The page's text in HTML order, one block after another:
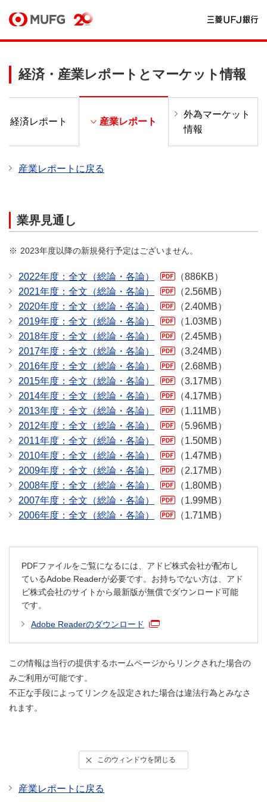
経済・産業レポートとマーケット情報
経済レポート 産業レポート
外為マーケット
情報
産業レポートに戻る
業界見通し
2023年度以降の新規発行予定はございません。
2022年度：全文（総論・各論）
（886KB）
2021年度：全文（総論・各論）
（2.56MB）
2020年度：全文（総論・各論）
（2.40MB）
2019年度：全文（総論・各論）
（1.03MB）
2018年度：全文（総論・各論）
（2.45MB）
2017年度：全文（総論・各論）
（3.24MB）
2016年度：全文（総論・各論）
（2.68MB）
2015年度：全文（総論・各論）
（3.17MB）
2014年度：全文（総論・各論）
（4.17MB）
2013年度：全文（総論・各論）
（1.11MB）
2012年度：全文（総論・各論）
（5.96MB）
2011年度：全文（総論・各論）
（1.50MB）
2010年度：全文（総論・各論）
（1.47MB）
2009年度：全文（総論・各論）
（2.17MB）
2008年度：全文（総論・各論）
（1.80MB）
2007年度：全文（総論・各論）
（1.99MB）
2006年度：全文（総論・各論）
（1.71MB）
PDFファイルをご覧になるには、アドビ株式会社が配布し
ているAdobe Readerが必要です。お持ちでない方は、アド
ビ株式会社のサイトから最新版が無償でダウンロード可能
です。
Adobe Readerのダウンロード
この情報は当行の提供するホームページからリンクされた場合の
みご利用が可能です。
不正な手段によってリンクを設定された場合は違法行為とみなさ
れます。
このウィンドウを閉じる
産業レポートに戻る